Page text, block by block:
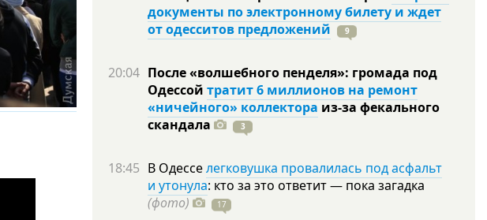
документы по электронному билету и ждет
от одесситов предложений
9
20:04 После «волшебного пенделя»: громада под
Одессой тратит 6 миллионов на ремонт
«ничейного» коллектора из-за фекального
скандала
3
18:45 В Одесселегковушка провалилась под асфальт
и утонула: кто за это ответит — пока загадка
(фото)
17